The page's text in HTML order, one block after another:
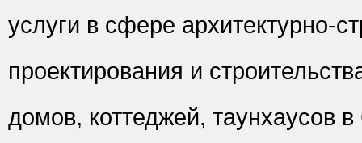
услуги в сфере архитектурно-
проектирования и
домов, коттеджей, таунхаусов